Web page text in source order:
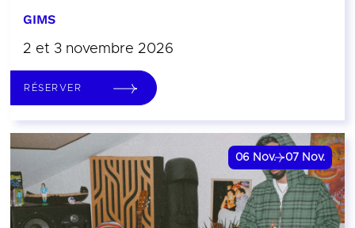
GIMS
2 et 3 novembre 2026
RÉSERVER
06 Nov. 07 Nov.